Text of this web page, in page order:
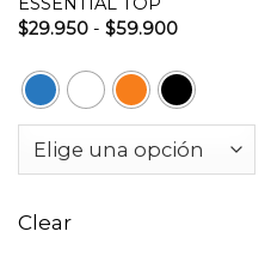
$29.950 - $59.900Rango
desde
$29.950
hasta
$59.900
Clear